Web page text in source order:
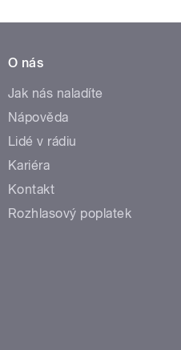
O nás
Jak nás naladíte
Nápověda
Lidé v rádiu
Kariéra
Kontakt
Rozhlasový poplatek